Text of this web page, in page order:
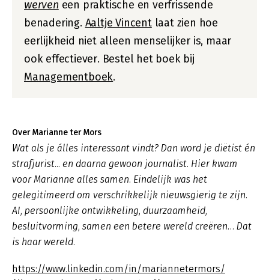
werven een praktische en verfrissende
benadering. Aaltje Vincentlaat zien hoe
eerlijkheid niet alleen menselijker is, maar
ook effectiever. Bestel het boek bij
Managementboek.
Over Marianne ter Mors
Wat als je álles interessant vindt? Dan word je diëtist én
strafjurist... en daarna gewoon journalist. Hier kwam
voor Marianne alles samen. Eindelijk was het
gelegitimeerd om verschrikkelijk nieuwsgierig te zijn.
AI, persoonlijke ontwikkeling, duurzaamheid,
besluitvorming, samen een betere wereld creëren… Dat
is haar wereld.
https://www.linkedin.com/in/mariannetermors/